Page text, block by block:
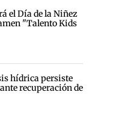
el Día de la Niñez
"Talento Kids
hídrica persiste
recuperación de